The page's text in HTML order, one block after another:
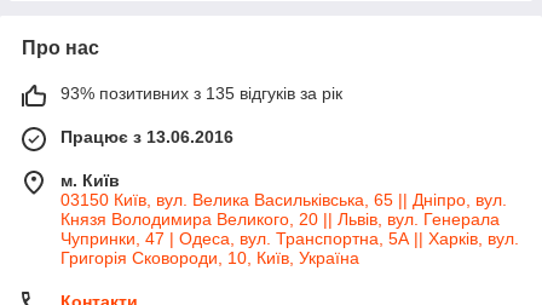
Про нас
93% позитивних з 135 відгуків за рік
Працює з 13.06.2016
м. Київ
03150 Київ, вул. Велика Васильківська, 65 || Дніпро, вул.
Князя Володимира Великого, 20 || Львів, вул. Генерала
Чупринки, 47 | Одеса, вул. Транспортна, 5А || Харків, вул.
Григорія Сковороди, 10, Київ, Україна